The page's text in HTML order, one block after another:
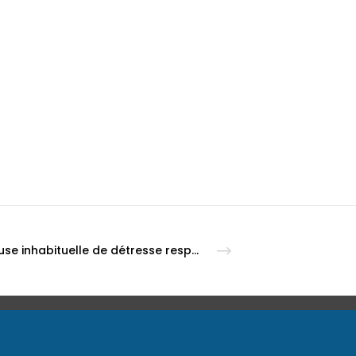
Une cause inhabituelle de détresse respiratoire: le Syndrome de Jeune